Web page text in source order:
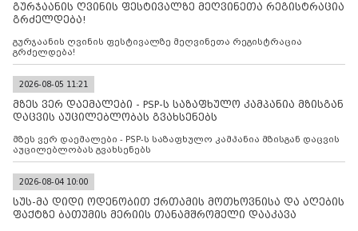
გურჯაანის ღვინის ფესტივალზე მეღვინეთა რეგისტრაცია
გრძელდება!
გურჯაანის ღვინის ფესტივალზე მეღვინეთა რეგისტრაცია
გრძელდება!
2026-08-05 11:21
მზეს ვერ დაემალები - PSP-ს საზაფხულო კამპანია მზისგან
დაცვის აუცილებლობას გვახსენებს
მზეს ვერ დაემალები - PSP-ს საზაფხულო კამპანია მზისგან დაცვის
აუცილებლობას გვახსენებს
2026-08-04 10:00
სუს-მა დიდი ოდენობით ქრთამის მოთხოვნისა და აღების
ფაქტზე ბათუმის მერიის თანამშრომელი დააკავა